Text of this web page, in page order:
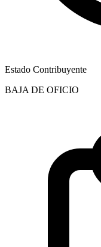
Estado Contribuyente
BAJA DE OFICIO